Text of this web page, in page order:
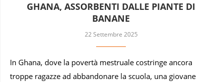
GHANA, ASSORBENTI DALLE PIANTE DI
BANANE
22 Settembre 2025
In Ghana, dove la povertà mestruale costringe ancora
troppe ragazze ad abbandonare la scuola, una giovane